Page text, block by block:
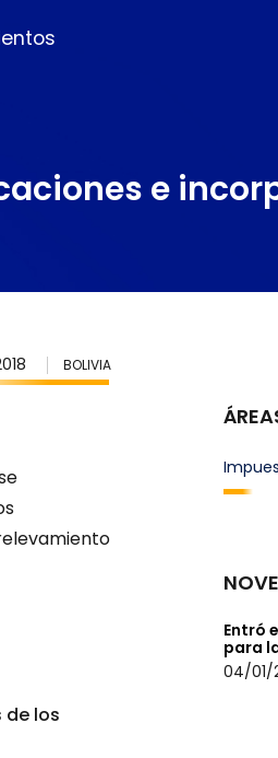
e
BOLIVIA
los
Entró
para
04/01/